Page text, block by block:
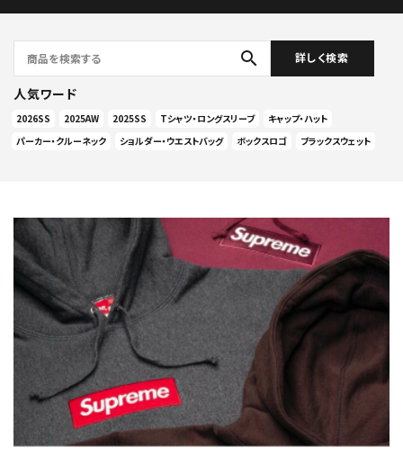
search 詳しく検索
人気ワード
2026SS 2025AW 2025SS Tシャツ・ロングスリーブ
キャップ・ハット
パーカー・クルーネック
ショルダー・ウエストバッグ ボックスロゴ ブラックスウェット